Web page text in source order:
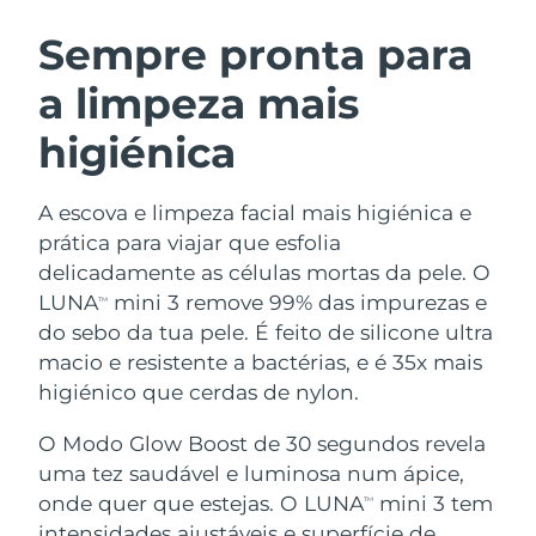
Sempre pronta para
a limpeza mais
higiénica
A escova e limpeza facial mais higiénica e
prática para viajar que esfolia
delicadamente as células mortas da pele. O
LUNATM
mini 3 remove 99% das impurezas e
do sebo da tua pele. É feito de silicone ultra
macio e resistente a bactérias, e é 35x mais
higiénico que cerdas de nylon.
O Modo Glow Boost de 30 segundos revela
uma tez saudável e luminosa num ápice,
onde quer que estejas. O LUNATM
mini 3 tem
Limpeza facial
Anti-aging massage
LUNA™ 4 Plus
Massage, LED heating
For men, anti-aging massage
Microcurrent toning
BEAR™ 2 go
Microcurrent toning on-the-go
Microcurrent line smoothing device
Hidratação
UFO™ 3 kit
Deep facial hydration
UFO™ 3 LED
Near-infrared and red light therapy
device
Cuidado oral
issa™ 4
Hybrid silicone sonic toothbrush
issa™ 4 plus
Smart hybrid silicone sonic toothbrush
TRATAMENTO ANTIENVELHECIMENTO
FAQ™
Antienvelhecimento Tratamentos LED
NEW
Áustria Entrega prevista
Barein Entrega prevista
Bélgica
Bermudas Entrega prevista8/15/26
Bósnia e
Herzegovina
Entrega prevista8/12/26
Brunei Entrega prevista 8/14/26
Bulgária Entrega prevista
Canadá Entrega prevista8/13/26
Chile Entrega prevista8/13/26